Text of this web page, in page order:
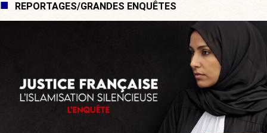
REPORTAGES/GRANDES ENQUÊTES